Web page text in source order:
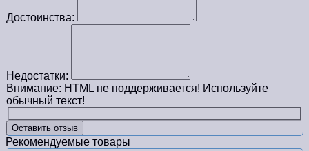
Достоинства:
Недостатки:
Внимание: HTML не поддерживается! Используйте
обычный текст!
Оставить отзыв
Рекомендуемые товары